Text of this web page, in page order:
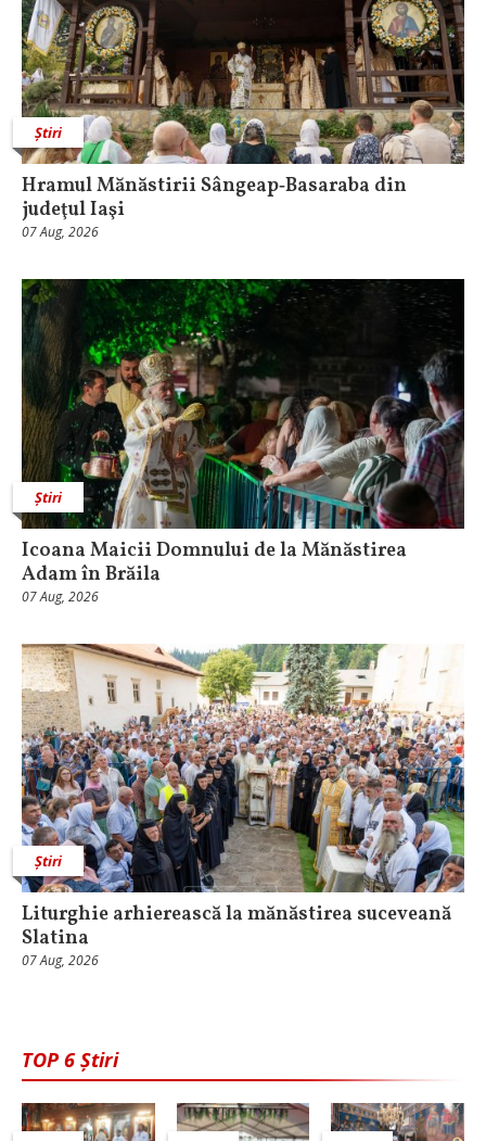
Știri
Hramul Mănăstirii Sângeap‑Basaraba din
judeţul Iaşi
07 Aug, 2026
Știri
Icoana Maicii Domnului de la Mănăstirea
Adam în Brăila
07 Aug, 2026
Știri
Liturghie arhierească la mănăstirea suceveană
Slatina
07 Aug, 2026
TOP 6 Știri